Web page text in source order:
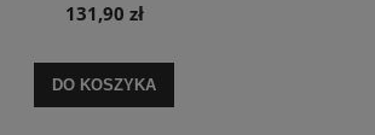
131,90 zł
DO KOSZYKA